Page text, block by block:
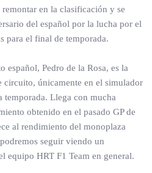
en la clasificación y se
del español por la lucha por el
para el final de temporada.
español, Pedro de la Rosa, es la
circuito, únicamente en el simulador
temporada. Llega con mucha
obtenido en el pasado GP de
al rendimiento del monoplaza
seguir viendo un
equipo HRT F1 Team en general.